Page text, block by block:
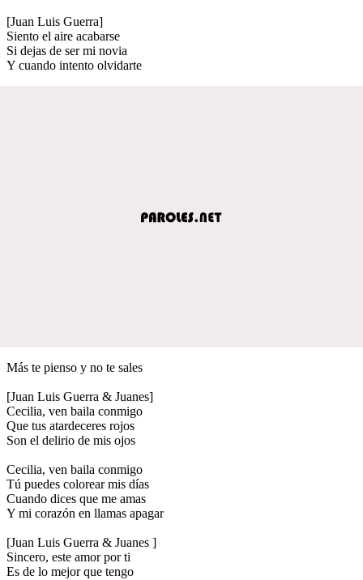
[Juan Luis Guerra]
Siento el aire acabarse
Si dejas de ser mi novia
Y cuando intento olvidarte
Más te pienso y no te sales
[Juan Luis Guerra & Juanes]
Cecilia, ven baila conmigo
Que tus atardeceres rojos
Son el delirio de mis ojos
Cecilia, ven baila conmigo
Tú puedes colorear mis días
Cuando dices que me amas
Y mi corazón en llamas apagar
[Juan Luis Guerra & Juanes ]
Sincero, este amor por ti
Es de lo mejor que tengo